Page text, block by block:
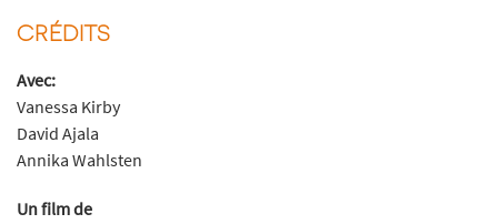
CRÉDITS
Avec:
Vanessa Kirby
David Ajala
Annika Wahlsten
Un film de